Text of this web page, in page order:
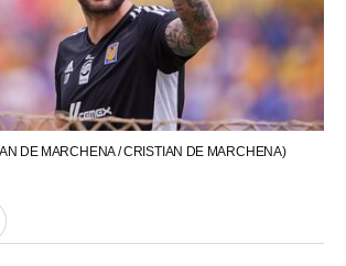
DE MARCHENA / CRISTIAN DE MARCHENA)